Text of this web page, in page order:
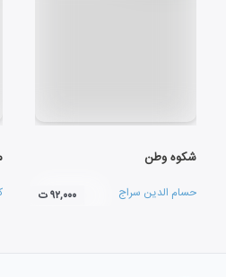
شکوه وطن
حسام الدین سراج ۹۲,۰۰۰ ت